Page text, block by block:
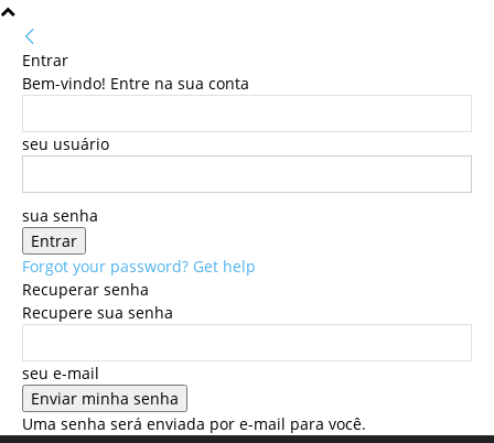
Entrar
Bem-vindo! Entre na sua conta
seu usuário
sua senha
Forgot your password? Get help
Recuperar senha
Recupere sua senha
seu e-mail
Uma senha será enviada por e-mail para você.